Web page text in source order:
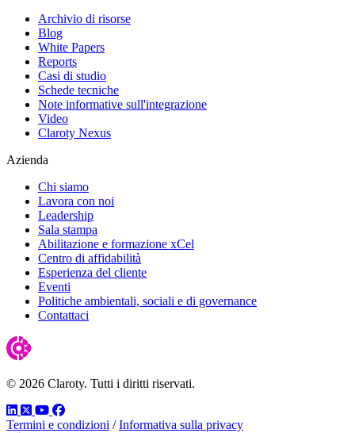
Archivio di risorse
Blog
White Papers
Reports
Casi di studio
Schede tecniche
Note informative sull'integrazione
Video
Claroty Nexus
Azienda
Chi siamo
Lavora con noi
Leadership
Sala stampa
Abilitazione e formazione xCel
Centro di affidabilità
Esperienza del cliente
Eventi
Politiche ambientali, sociali e di governance
Contattaci
© 2026 Claroty. Tutti i diritti riservati.
LinkedIn
TwitterYouTube
Facebook
Termini e condizioni / Informativa sulla privacy